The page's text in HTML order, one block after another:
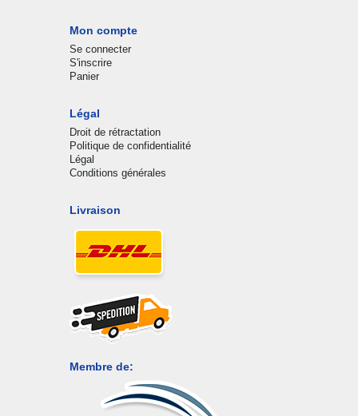
Mon compte
Se connecter
S'inscrire
Panier
Légal
Droit de rétractation
Politique de confidentialité
Légal
Conditions générales
Livraison
Membre de: